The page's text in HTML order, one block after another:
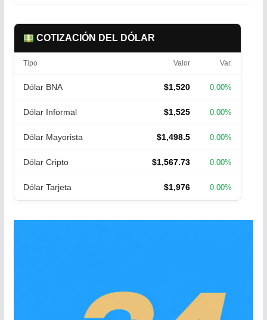
COTIZACIÓN DEL DÓLAR
Tipo Valor Var.
Dólar BNA $1,520 0.00%
Dólar Informal $1,525 0.00%
Dólar Mayorista $1,498.5 0.00%
Dólar Cripto $1,567.73 0.00%
Dólar Tarjeta $1,976 0.00%